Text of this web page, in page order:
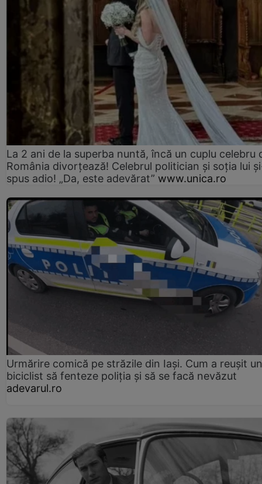
La 2 ani de la superba nuntă, încă un cuplu celebru
România divorțează! Celebrul politician și soția lui
spus adio! „Da, este adevărat” www.unica.ro
Urmărire comică pe străzile din Iași. Cum a reușit un
biciclist să fenteze poliția și să se facă nevăzut
adevarul.ro